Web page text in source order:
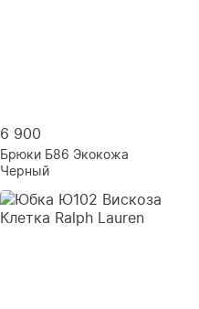
6 900
Брюки Б86 Экокожа
Черный